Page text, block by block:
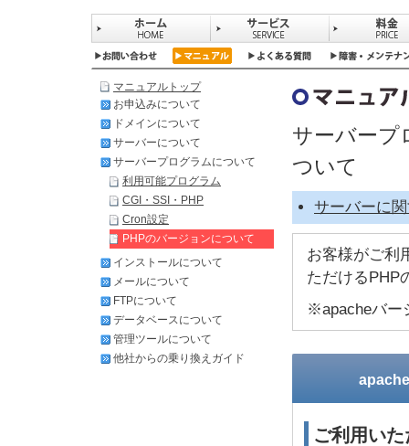
サーバープ
ついて
サーバーに
お客様がご利
ただけるPHP
※apacheバー
ご利用い
マニュアルトップ
お申込みについて
ドメインについて
サーバーについて
サーバープログラムについて
利用可能プログラム
CGI・SSI・PHP
Cron設定
PHPのバージョンについて
インストールについて
メールについて
FTPについて
データベースについて
管理ツールについて
他社からの乗り換えガイド